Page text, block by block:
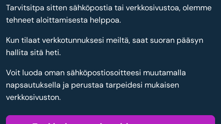
Tarvitsitpa sitten sähköpostia tai verkkosivustoa, olemme
tehneet aloittamisesta helppoa.
Kun tilaat verkkotunnuksesi meiltä, saat suoran pääsyn
hallita sitä heti.
Voit luoda oman sähköpostiosoitteesi muutamalla
napsautuksella ja perustaa tarpeidesi mukaisen
verkkosivuston.